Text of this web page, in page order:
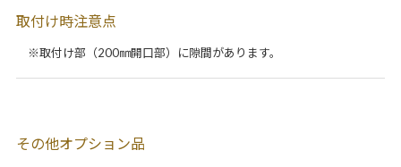
取付け時注意点
※取付け部（200㎜開口部）に隙間があります。
その他オプション品